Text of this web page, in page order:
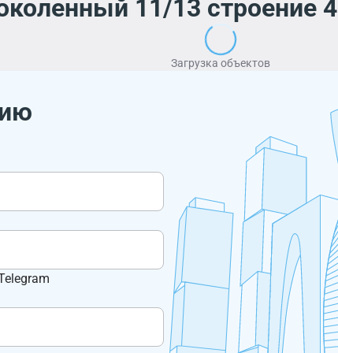
11/13 строение 4
Загрузка объектов